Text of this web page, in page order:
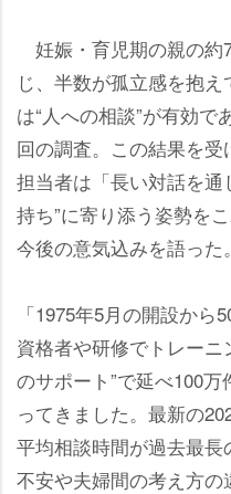
妊娠・育児期の親の約
じ、半数が孤立感を抱
は“人への相談”が有効
回の調査。この結果を
担当者は「長い対話を
持ち”に寄り添う姿勢を
今後の意気込みを語った。
「1975年5月の開設か
資格者や研修でトレー
のサポート”で延べ100
ってきました。最新の
平均相談時間が過去最長
不安や夫婦間の考え方